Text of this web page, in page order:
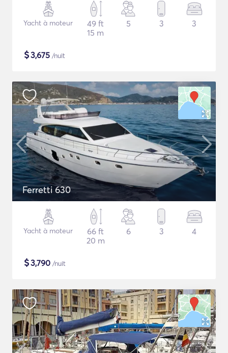
Yacht à moteur
49 ft
15 m
5 3 3
$3,675 /nuit
Ferretti 630
Yacht à moteur
66 ft
20 m
6 3 4
$3,790 /nuit